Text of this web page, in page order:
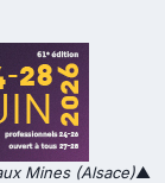
Mines (Alsace)▲